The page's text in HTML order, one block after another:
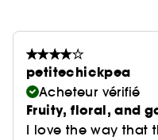
petitechickpea
Acheteur vérifié
Fruity, floral, and
I love the way that